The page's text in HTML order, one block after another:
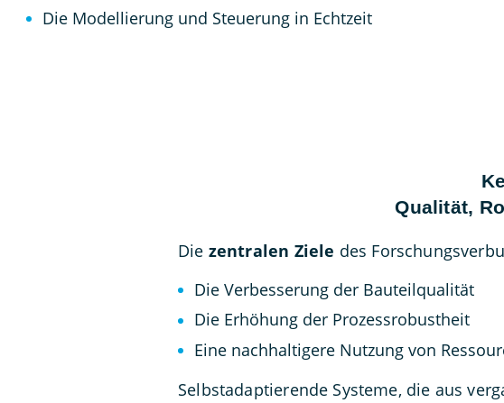
Die Modellierung und Steuerung in Echtzeit
Qualität,
Die zentralen Ziele des
Die Verbesserung der Bauteilqualität
Die Erhöhung der Prozessrobustheit
Eine nachhaltigere Nutzung von
Selbstadaptierende Systeme, die aus